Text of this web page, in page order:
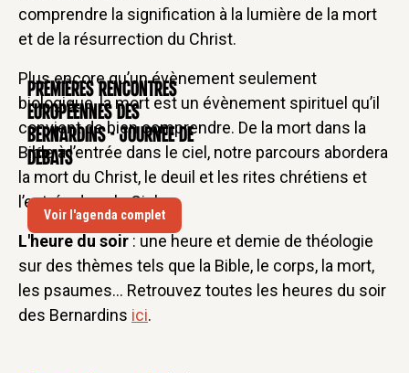
CONFÉRENCE
Premières rencontres
européennes des
Bernardins - Journée de
débats
Voir l'agenda complet
comprendre la signification à la lumière de la mort
et de la résurrection du Christ.
Plus encore qu’un évènement seulement
biologique, la mort est un évènement spirituel qu’il
convient de bien comprendre. De la mort dans la
Bible à l’entrée dans le ciel, notre parcours abordera
la mort du Christ, le deuil et les rites chrétiens et
l’entrée dans le Ciel.
L'heure du soir : une heure et demie de théologie
sur des thèmes tels que la Bible, le corps, la mort,
les psaumes... Retrouvez toutes les heures du soir
des Bernardins ici.